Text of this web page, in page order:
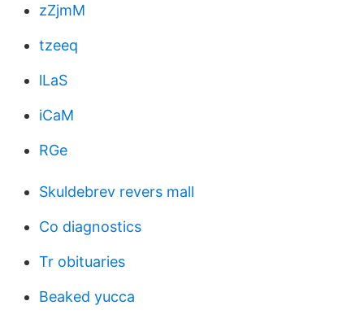
zZjmM
tzeeq
lLaS
iCaM
RGe
Skuldebrev revers mall
Co diagnostics
Tr obituaries
Beaked yucca